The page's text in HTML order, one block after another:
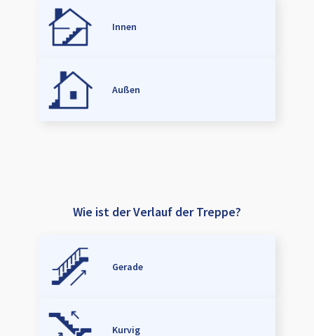
Innen
Außen
Wie ist der Verlauf der Treppe?
Gerade
Kurvig